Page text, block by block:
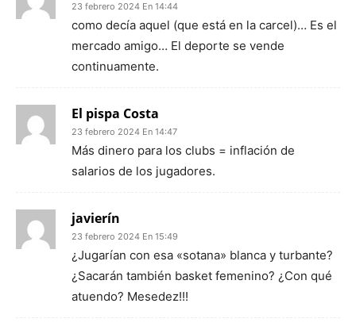
23 febrero 2024 En 14:44
como decía aquel (que está en la carcel)… Es el
mercado amigo… El deporte se vende
continuamente.
El pispa Costa
23 febrero 2024 En 14:47
Más dinero para los clubs = inflación de
salarios de los jugadores.
javierín
23 febrero 2024 En 15:49
¿Jugarían con esa «sotana» blanca y turbante?
¿Sacarán también basket femenino? ¿Con qué
atuendo? Mesedez!!!